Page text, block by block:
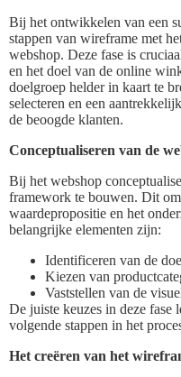
Bij het ontwikkelen van een
stappen van wireframe met
webshop. Deze fase is
en het doel van de online
doelgroep helder in kaart te
selecteren en een
de beoogde klanten.
Conceptualiseren van de
Bij het webshop
framework te bouwen. Dit
waardepropositie en het
belangrijke elementen zijn:
Identificeren van de
Kiezen van
Vaststellen van de
De juiste keuzes in deze fase
volgende stappen in het
Het creëren van het